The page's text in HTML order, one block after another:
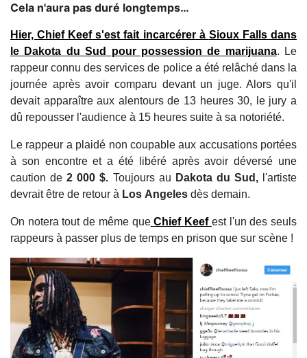
Cela n'aura pas duré longtemps…
Hier,Chief Keefs'est fait incarcérer à Sioux Fallsdans
le Dakota du Sud pour possession de marijuana. Le
rappeur connu des services de police a été relâché dans la
journée après avoir comparu devant un juge. Alors qu'il
devait apparaître aux alentours de 13 heures 30, le jury a
dû repousser l'audience à 15 heures suite à sa notoriété.
Le rappeur a plaidé non coupable aux accusations portées
à son encontre et a été libéré après avoir déversé une
caution de2 000 $. Toujours au Dakota du Sud,l'artiste
devrait être de retour à Los Angeles dès demain.
On notera tout de même que Chief Keef est l'un des seuls
rappeurs à passer plus de temps en prison que sur scène !